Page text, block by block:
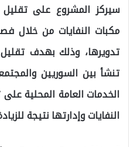
سيركز المشروع على تقليل
مكبات النفايات من خلال
تدويرها، وذلك بهدف تقليل
تنشأ بين السوريين
الخدمات العامة المحلية
النفايات وإدارتها نتيجة